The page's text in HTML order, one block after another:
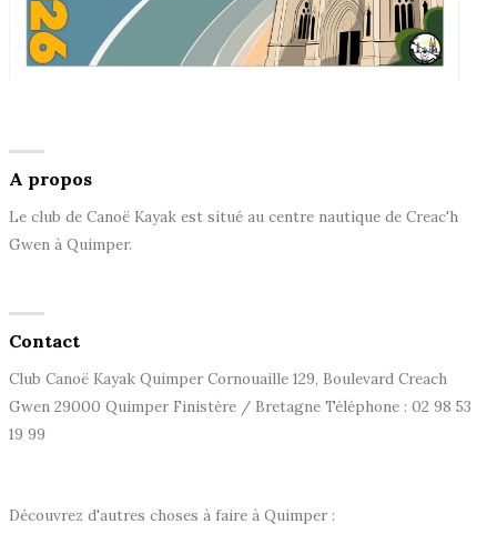
A propos
Le club de Canoë Kayak est situé au centre nautique de Creac'h
Gwen à Quimper.
Contact
Club Canoë Kayak Quimper Cornouaille 129, Boulevard Creach
Gwen 29000 Quimper Finistère / Bretagne Téléphone : 02 98 53
19 99
Découvrez d'autres choses à faire à Quimper :